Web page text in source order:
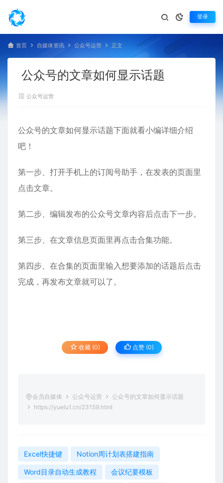
登录
首页 自媒体资讯 公众号运营 正文
公众号的文章如何显示话题
公众号运营
公众号的文章如何显示话题下面就看小编详细介绍
吧！
第一步、打开手机上的订阅号助手，在发表的页面里
点击文章。
第二步、编辑发布的公众号文章内容后点击下一步。
第三步、在文章信息页面里再点击合集功能。
第四步、在合集的页面里输入想要添加的话题后点击
完成，再发布文章就可以了。
收藏 (0) 点赞 (0)
会员自媒体 公众号运营
公众号的文章如何显示话题
https://yuelu1.cn/23159.html
Excel快捷键 Notion周计划表搭建指南
Word目录自动生成教程 会议纪要模板